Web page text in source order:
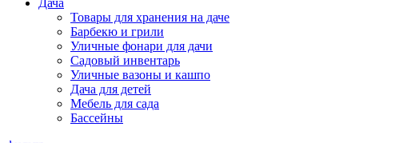
Дача
Товары для хранения на даче
Барбекю и грили
Уличные фонари для дачи
Садовый инвентарь
Уличные вазоны и кашпо
Дача для детей
Мебель для сада
Бассейны